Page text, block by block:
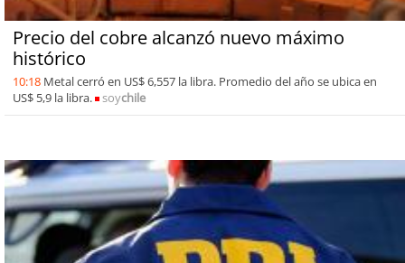
Precio del cobre alcanzó nuevo máximo
histórico
10:18 Metal cerró en US$ 6,557 la libra. Promedio del año se ubica en
US$ 5,9 la libra.
soychile